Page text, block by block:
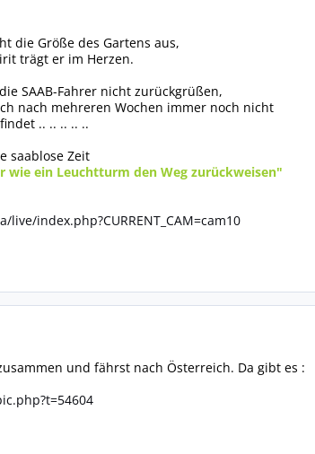
die Größe des Gartens aus,
trägt er im Herzen.
SAAB-Fahrer nicht zurückgrüßen,
nach mehreren Wochen immer noch nicht
.. .. .. .. ..
saablose Zeit
wie ein Leuchtturm den Weg zurückweisen"
index.php?CURRENT_CAM=cam10
und fährst nach Österreich. Da gibt es :